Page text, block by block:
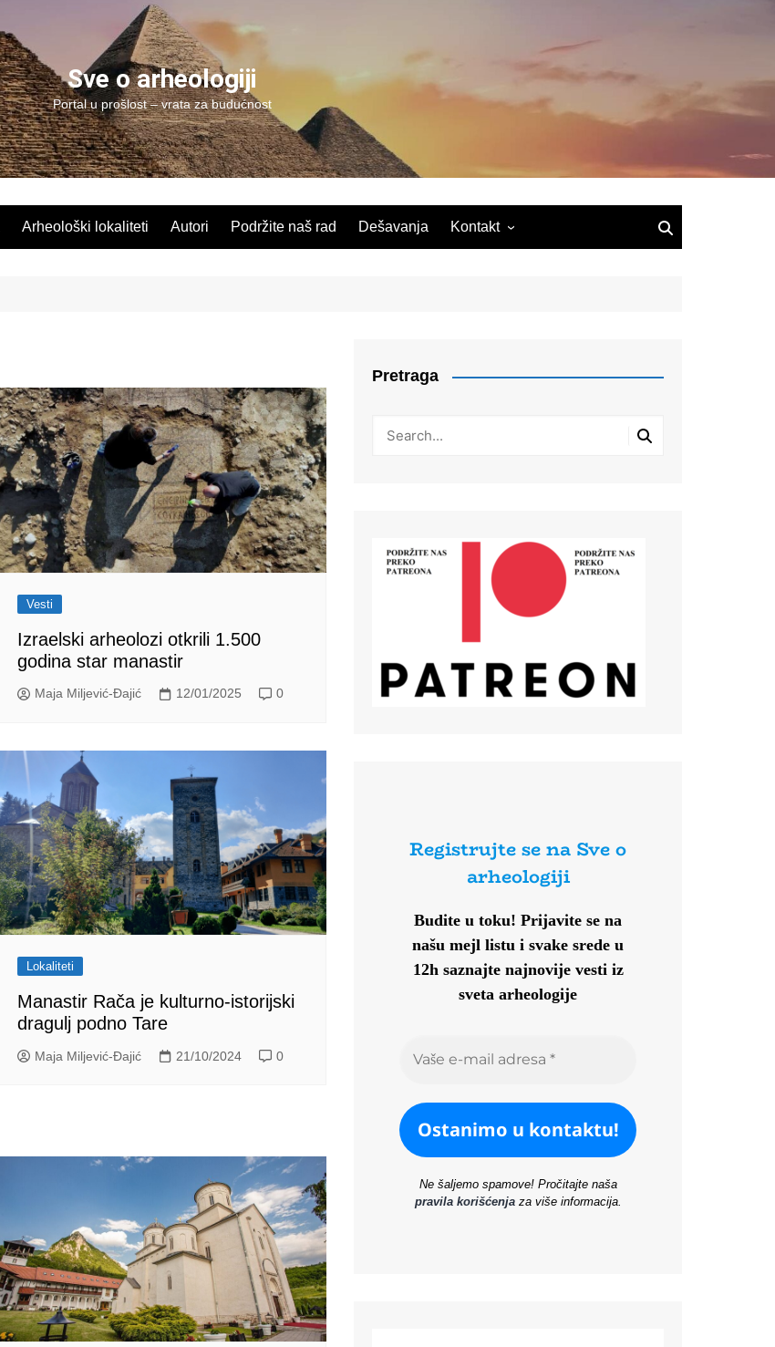
Sve o arheologiji
Portal u prošlost – vrata za budućnost
Arheološki lokaliteti Autori Podržite naš rad Dešavanja Kontakt
Vesti
Izraelski arheolozi otkrili 1.500
godina star manastir
Maja Miljević-Đajić 12/01/2025 0
Lokaliteti
Manastir Rača je kulturno-istorijski
dragulj podno Tare
Maja Miljević-Đajić 21/10/2024 0
Pretraga
Registrujte se na Sve o
arheologiji
Budite u toku! Prijavite se na
našu mejl listu i svake srede u
12h saznajte najnovije vesti iz
sveta arheologije
Ne šaljemo spamove! Pročitajte naša
pravila korišćenjaza više informacija.